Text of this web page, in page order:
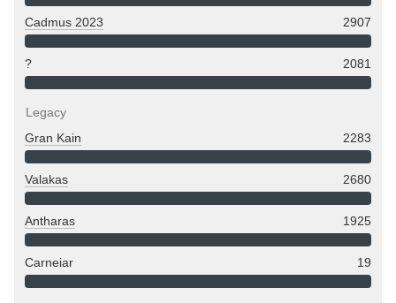
Cadmus 2023 2907
? 2081
Legacy
Gran Kain
2283
Valakas 2680
Antharas 1925
Carneiar 19